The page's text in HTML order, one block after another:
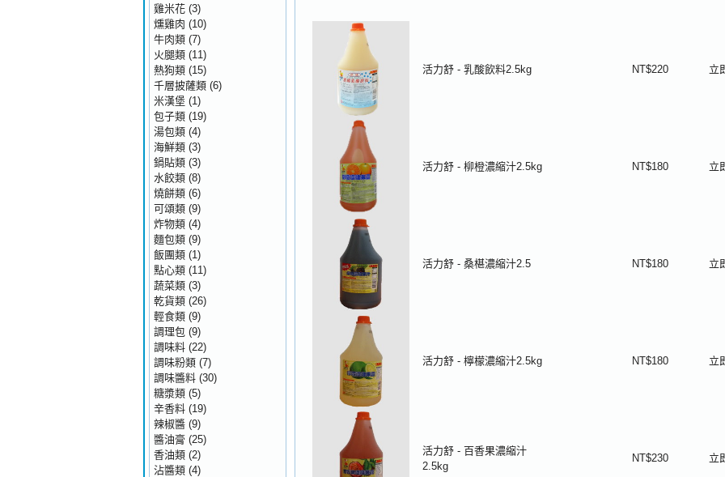
活力舒 - 乳酸飲料2.5kg NT$220 立
活力舒 - 柳橙濃縮汁2.5kg NT$180 立
活力舒 - 桑椹濃縮汁2.5 NT$180 立
活力舒 - 檸檬濃縮汁2.5kg NT$180 立
活力舒 - 百香果濃縮汁
2.5kg
NT$230 立
雞米花 (3)
燻雞肉 (10)
牛肉類 (7)
火腿類 (11)
熱狗類 (15)
千層披薩類 (6)
米漢堡 (1)
包子類 (19)
湯包類 (4)
海鮮類 (3)
鍋貼類 (3)
水餃類 (8)
燒餅類 (6)
可頌類 (9)
炸物類 (4)
麵包類 (9)
飯團類 (1)
點心類 (11)
蔬菜類 (3)
乾貨類 (26)
輕食類 (9)
調理包 (9)
調味料 (22)
調味粉類 (7)
調味醬料 (30)
糖漿類 (5)
辛香料 (19)
辣椒醬 (9)
醬油膏 (25)
香油類 (2)
沾醬類 (4)